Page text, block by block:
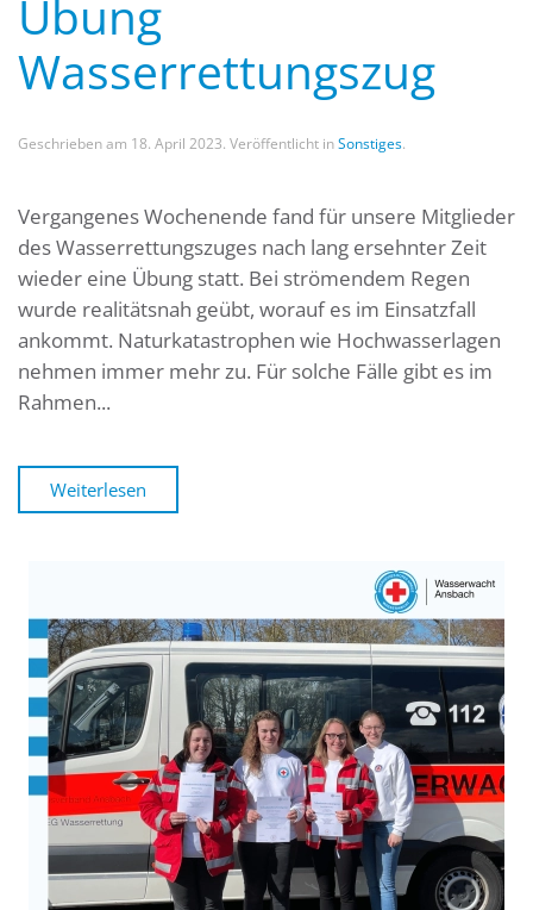
Übung
Wasserrettungszug
Geschrieben am 18. April 2023. Veröffentlicht inSonstiges.
Vergangenes Wochenende fand für unsere Mitglieder
des Wasserrettungszuges nach lang ersehnter Zeit
wieder eine Übung statt. Bei strömendem Regen
wurde realitätsnah geübt, worauf es im Einsatzfall
ankommt. Naturkatastrophen wie Hochwasserlagen
nehmen immer mehr zu. Für solche Fälle gibt es im
Rahmen...
Weiterlesen